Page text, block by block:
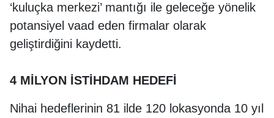
‘kuluçka merkezi’ mantığı ile geleceğe yönelik
potansiyel vaad eden firmalar olarak
geliştirdiğini kaydetti.
4 MİLYON İSTİHDAM HEDEFİ
Nihai hedeflerinin 81 ilde 120 lokasyonda 10 yıl